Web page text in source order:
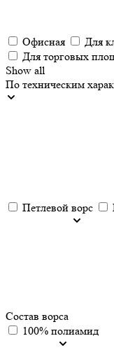
Офисная Для
Для торговых
Show all
По техническим
Петлевой ворс
Состав ворса
100% полиамид